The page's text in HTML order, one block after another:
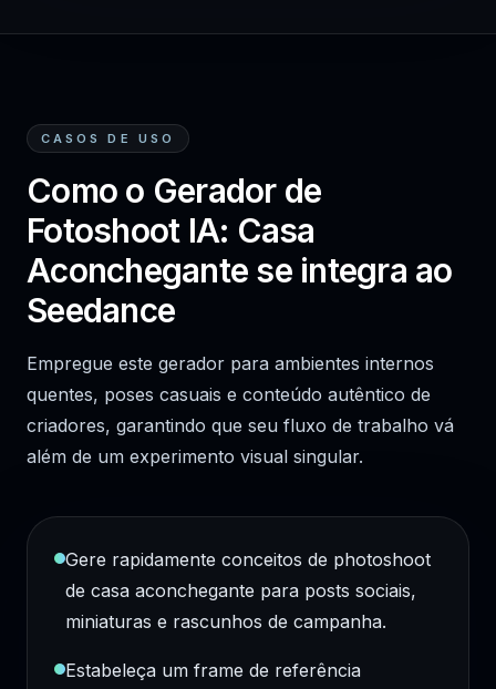
CASOS DE USO
Como o Gerador de
Fotoshoot IA: Casa
Aconchegante se integra ao
Seedance
Empregue este gerador para ambientes internos
quentes, poses casuais e conteúdo autêntico de
criadores, garantindo que seu fluxo de trabalho vá
além de um experimento visual singular.
Gere rapidamente conceitos de photoshoot
de casa aconchegante para posts sociais,
miniaturas e rascunhos de campanha.
Estabeleça um frame de referência